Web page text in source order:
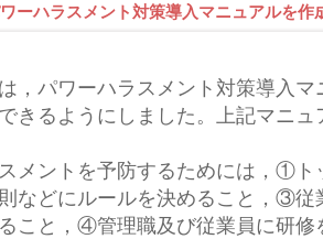
ーハラスメント対策導入マニュアルを作
，パワーハラスメント対策導入マ
できるようにしました。
上記マニ
メントを予防するためには，①ト
などにルールを決めること，③従
こと，④管理職及び従業員に研